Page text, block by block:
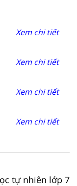
Xem chi tiết
Xem chi tiết
Xem chi tiết
Xem chi tiết
tự nhiên lớp 7